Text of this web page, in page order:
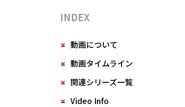
INDEX
動画について
動画タイムライン
関連シリーズ一覧
Video Info